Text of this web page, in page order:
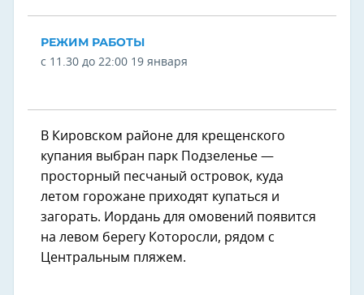
РЕЖИМ РАБОТЫ
с 11.30 до 22:00 19 января
В Кировском районе для крещенского
купания выбран парк Подзеленье —
просторный песчаный островок, куда
летом горожане приходят купаться и
загорать. Иордань для омовений появится
на левом берегу Которосли, рядом с
Центральным пляжем.